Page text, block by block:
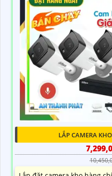
LẮP CAMERA